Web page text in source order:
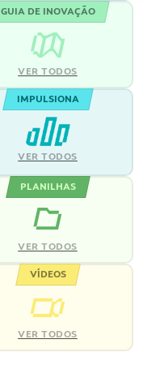
GUIA DE INOVAÇÃO
VER TODOS
IMPULSIONA
VER TODOS
PLANILHAS
VER TODOS
VÍDEOS
VER TODOS